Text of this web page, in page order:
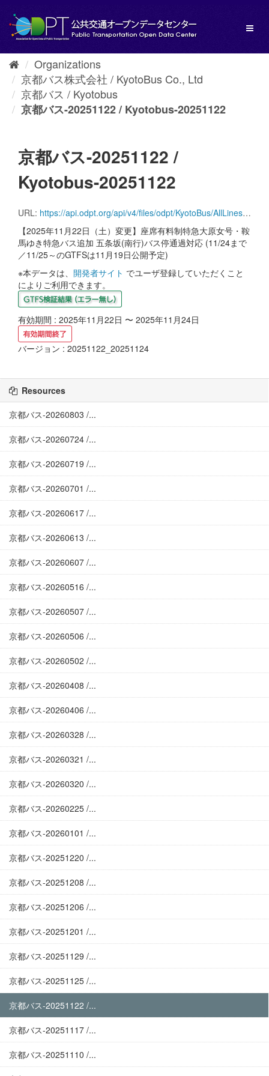
content
Organizations
京都バス株式会社 / KyotoBus Co., Ltd
京都バス / Kyotobus
京都バス-20251122 / Kyotobus-20251122
京都バス-20251122 /
Kyotobus-20251122
URL: https://api.odpt.org/api/v4/files/odpt/KyotoBus/AllLinesAnotherversion.zip?date=20251122&acl:consumerKey=[アクセストークン/YOUR_ACCESS_TOKEN]
【2025年11月22日（土）変更】座席有料制特急大原女号・鞍
馬ゆき特急バス追加 五条坂(南行)バス停通過対応 (11/24まで
／11/25～のGTFSは11月19日公開予定)
※本データは、 開発者サイト でユーザ登録していただくこと
によりご利用できます。
有効期間 : 2025年11月22日 〜 2025年11月24日
バージョン : 20251122_20251124
Resources
京都バス-20260803 /...
京都バス-20260724 /...
京都バス-20260719 /...
京都バス-20260701 /...
京都バス-20260617 /...
京都バス-20260613 /...
京都バス-20260607 /...
京都バス-20260516 /...
京都バス-20260507 /...
京都バス-20260506 /...
京都バス-20260502 /...
京都バス-20260408 /...
京都バス-20260406 /...
京都バス-20260328 /...
京都バス-20260321 /...
京都バス-20260320 /...
京都バス-20260225 /...
京都バス-20260101 /...
京都バス-20251220 /...
京都バス-20251208 /...
京都バス-20251206 /...
京都バス-20251201 /...
京都バス-20251129 /...
京都バス-20251125 /...
京都バス-20251122 /...
京都バス-20251117 /...
京都バス-20251110 /...